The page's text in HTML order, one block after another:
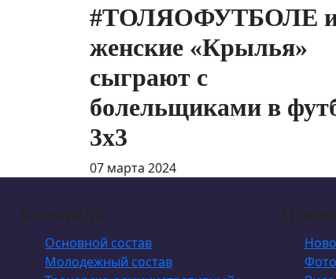
#ТОЛЯОФУТБОЛЕ
женские «Крылья»
сыграют с
болельщиками в
3х3
07 марта 2024
Команда
Основной состав
Молодежный состав
Фото